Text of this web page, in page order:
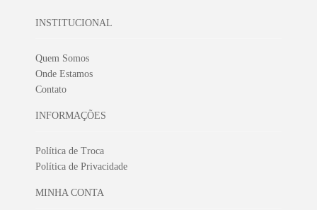
INSTITUCIONAL
Quem Somos
Onde Estamos
Contato
INFORMAÇÕES
Política de Troca
Política de Privacidade
MINHA CONTA